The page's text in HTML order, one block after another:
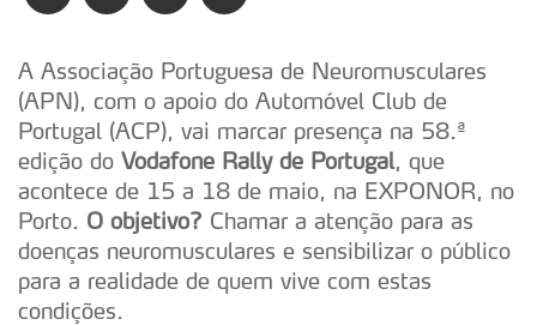
A Associação Portuguesa de Neuromusculares
(APN), com o apoio do Automóvel Club de
Portugal (ACP), vai marcar presença na 58.ª
edição do Vodafone Rally de Portugal, que
acontece de 15 a 18 de maio, na EXPONOR, no
Porto. O objetivo? Chamar a atenção para as
doenças neuromusculares e sensibilizar o público
para a realidade de quem vive com estas
condições.